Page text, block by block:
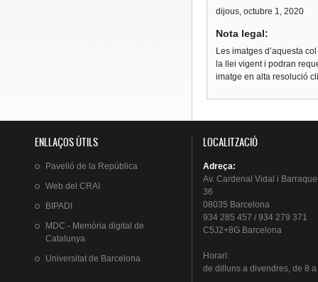
dijous, octubre 1, 2020
Nota legal:
Les imatges d’aquesta
la llei vigent i podran
imatge en alta resolució
ENLLAÇOS ÚTILS
Pavelló de la República
Web del CRAI
BIPADI
MDC - Memòria digital de
Catalunya
Universitat de Barcelona
LOCALITZACIÓ
Adreça:
Av. Cardenal Vidal i
36
08035 Barcelona
934 285 457 / 934 279 371
C5J2+8G Barcelona
Horari:
de dillunsa divendres, de 8